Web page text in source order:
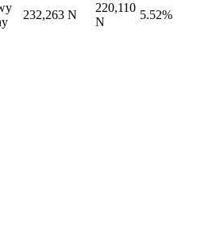
232,263 N
220,110
N
5.52%